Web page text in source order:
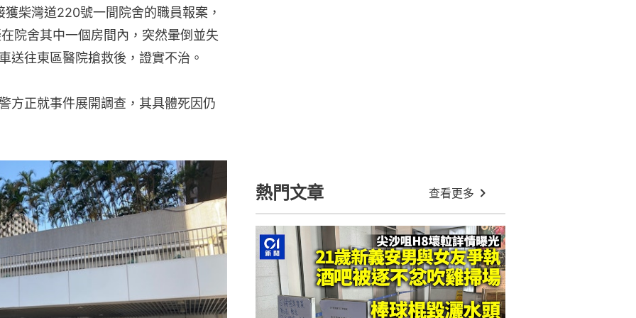
柴灣道220號一間院舍的職員報案，
院舍其中一個房間內，突然暈倒並失
送往東區醫院搶救後，證實不治。
方正就事件展開調查，其具體死因仍
熱門文章 查看更多